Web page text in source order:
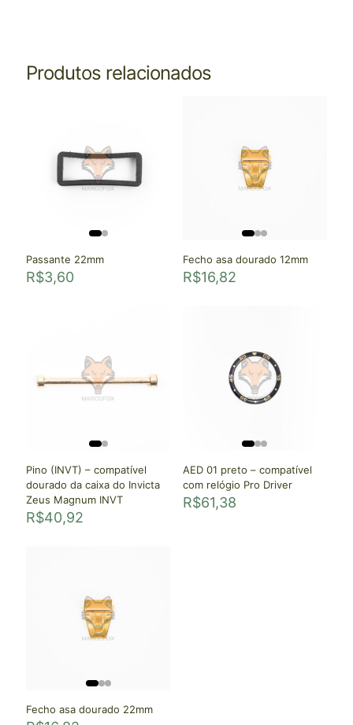
Produtos relacionados
Passante 22mm
R$3,60
Fecho asa dourado 12mm
R$16,82
Pino (INVT) – compatível
dourado da caixa do Invicta
Zeus Magnum INVT
R$40,92
AED 01 preto – compatível
com relógio Pro Driver
R$61,38
Fecho asa dourado 22mm